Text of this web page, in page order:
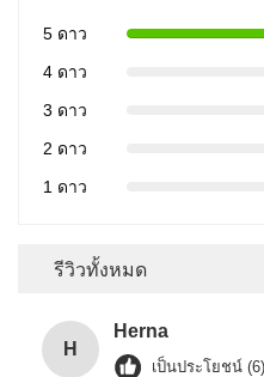
5 ดาว
4 ดาว
3 ดาว
2 ดาว
1 ดาว
รีวิวทั้งหมด
H
Herna
เป็นประโยชน์ (6)